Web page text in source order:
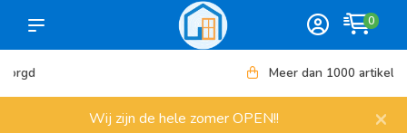
0
Meer dan 1000 artikelen
Wij zijn de hele zomer OPEN!! ×